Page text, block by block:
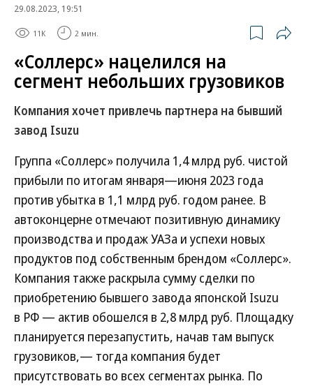
29.08.2023, 19:51
11K 2 мин.
«Соллерс» нацелился на
сегмент небольших грузовиков
Компания хочет привлечь партнера на бывший
завод Isuzu
Группа «Соллерс» получила 1,4 млрд руб. чистой
прибыли по итогам января—июня 2023 года
против убытка в 1,1 млрд руб. годом ранее. В
автоконцерне отмечают позитивную динамику
производства и продаж УАЗа и успехи новых
продуктов под собственным брендом «Соллерс».
Компания также раскрыла сумму сделки по
приобретению бывшего завода японской Isuzu
в РФ — актив обошелся в 2,8 млрд руб. Площадку
планируется перезапустить, начав там выпуск
грузовиков,— тогда компания будет
присутствовать во всех сегментах рынка. По